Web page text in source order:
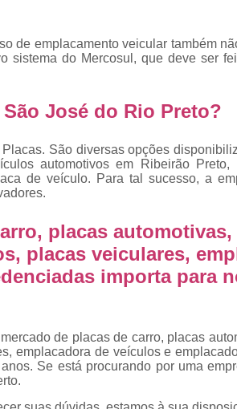
Qual o Valor do
Valor do
Emplacar Carros
Empresa de
Empresa de
Empresa
de emplacamento veicular também
sistema do Mercosul, que deve ser
José do Rio Preto?
São diversas opções
automotivos em Ribeirão Preto,
de veículo. Para tal sucesso, a
placas
placas veiculares,
importa para
de placas de carro, placas
emplacadora de veículos e
Se está procurando por uma